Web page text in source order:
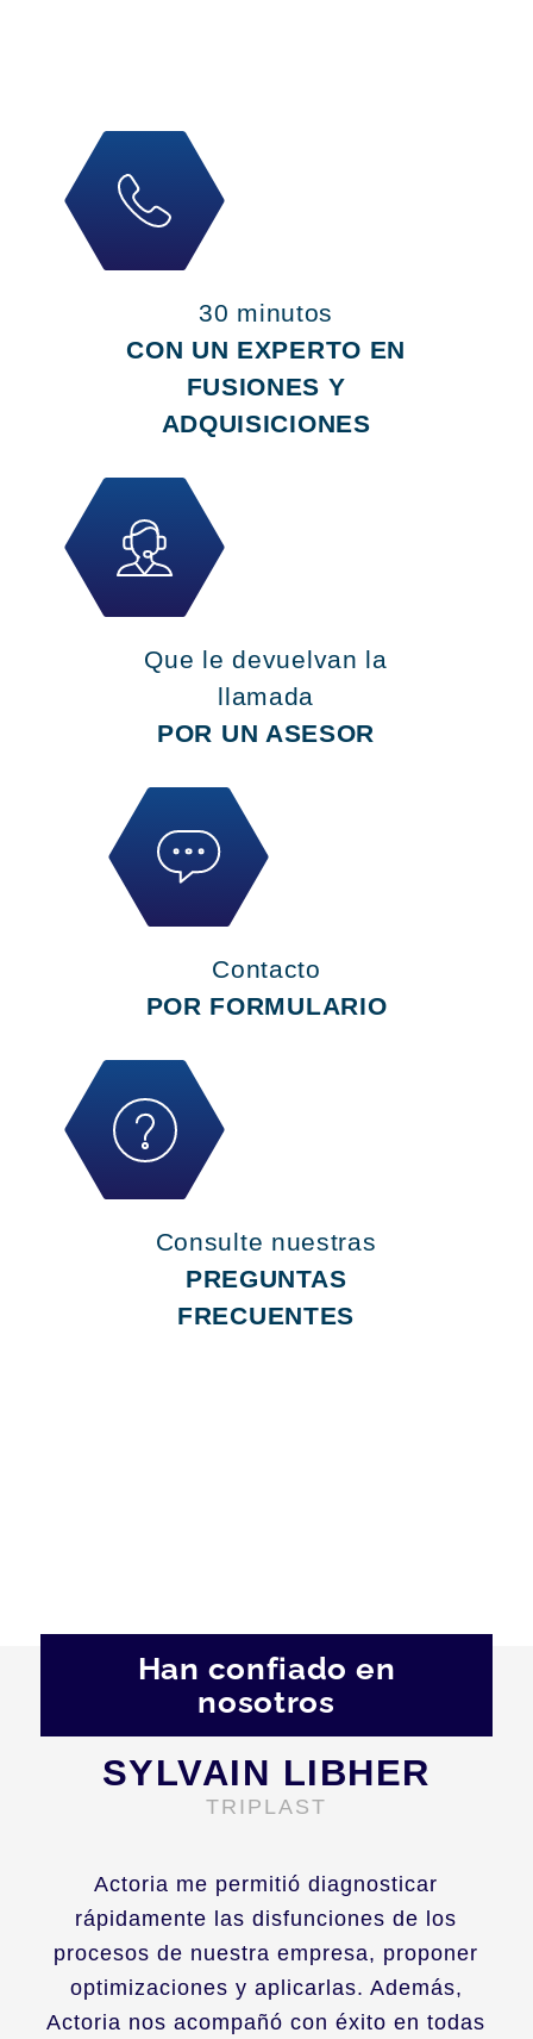
30 minutos
CON UN EXPERTO EN
FUSIONES Y
ADQUISICIONES
Que le devuelvan la
llamada
POR UN ASESOR
Contacto
POR FORMULARIO
Consulte nuestras
PREGUNTAS
FRECUENTES
Han confiado en
nosotros
Actoria me permitió diagnosticar
rápidamente las disfunciones de los
procesos de nuestra empresa, proponer
optimizaciones y aplicarlas. Además,
Actoria nos acompañó con éxito en todas
SYLVAIN LIBHER
TRIPLAST